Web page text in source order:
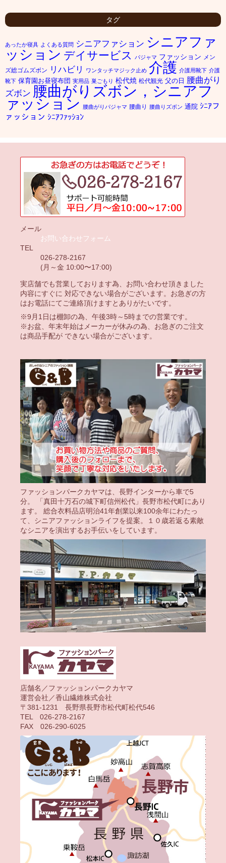
タグ
あったか寝具 よくある質問 シニアファション シニアファ
ッション デイサービス パジャマ ファッション メン
ズ総ゴムズボン
リハビリ ワンタッチマジック止め 介護 介護用靴下 介護
靴下 保育園お昼寝布団 実用品 巣ごもり 松代焼 松代観光 父の日 腰曲がり
ズボン 腰曲がりズボン，シニアフ
ァッション 腰曲がりパジャマ 腰曲り 腰曲りズボン 通院 ｼﾆｱフ
ァッション ｼﾆｱﾌｧｯｼｮﾝ
メール
お問い合わせフォーム
TEL
026-278-2167
(月～金 10:00〜17:00)
実店舗でも営業しております為、お問い合わせ頂きました
内容にすぐに 対応できない場合がございます。お急ぎの方
はお電話にてご連絡頂けますとありがたいです。
※9月1日は棚卸の為、午後3時～5時までの営業です。
※お盆、年末年始はメーカーが休みの為、お急ぎのご注文
は商品手配が できない場合がございます。
ファッションパークカヤマは、長野インターから車で5
分。 「真田十万石の城下町信州松代」長野市松代町にあり
ます。 総合衣料品店明治41年創業以来100余年にわたっ
て、シニアファッションライフを提案。１０歳若返る素敵
なシニアを演出するお手伝いをしています。
店舗名／ファッションパークカヤマ
運営会社／香山繊維株式会社
〒381-1231 長野県長野市松代町松代546
TEL 026-278-2167
FAX 026-290-6025